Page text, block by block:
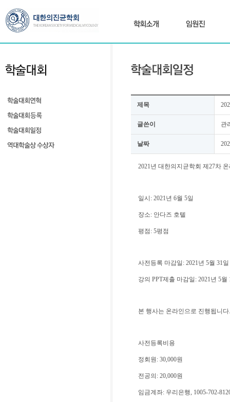
제목
글쓴이 관
날짜
2021년 대한의지균학회 제27차
일시: 2021년 6월 5일
장소: 안다즈 호텔
평점: 5평점
사전등록 마감일: 2021년 5월 31
강의 PPT제출 마감일: 2021년 5월
본 행사는 온라인으로 진행됩니다.
사전등록비용
정회원: 30,000원
전공의: 20,000원
임금계좌: 우리은행, 1005-702-